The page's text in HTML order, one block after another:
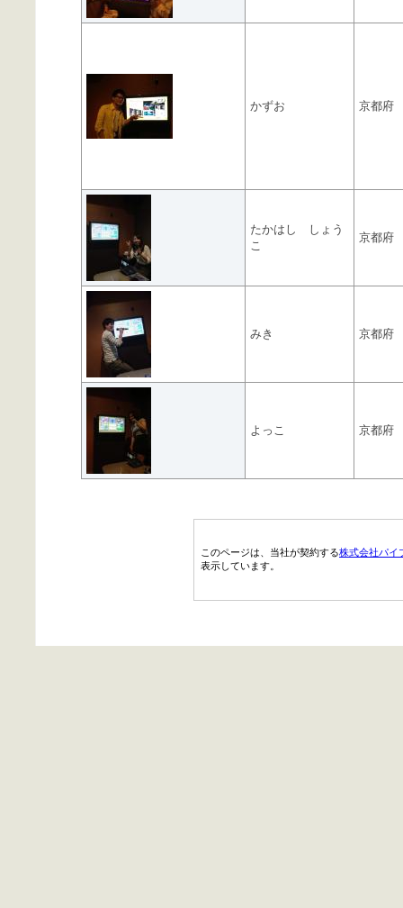
かずお 京都府
たかはし しょう
こ
京都府
みき 京都府
よっこ 京都府
このページは、当社が契約する株式会社パイ
表示しています。